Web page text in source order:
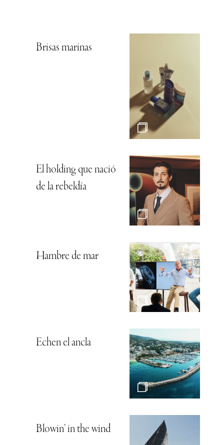
Brisas marinas
El holding que nació
de la rebeldía
Hambre de mar
Echen el ancla
Blowin’ in the wind